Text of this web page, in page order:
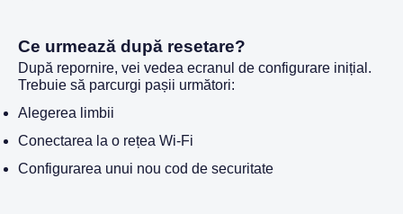
Ce urmează după resetare?
După repornire, vei vedea ecranul de configurare inițial.
Trebuie să parcurgi pașii următori:
Alegerea limbii
Conectarea la o rețea Wi-Fi
Configurarea unui nou cod de securitate